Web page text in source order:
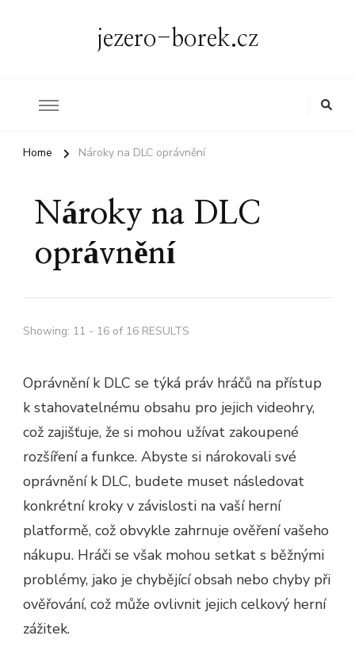
jezero-borek.cz
Home Nároky na DLC oprávnění
Nároky na DLC
oprávnění
Showing: 11 - 16 of 16 RESULTS
Oprávnění k DLC se týká práv hráčů na přístup
k stahovatelnému obsahu pro jejich videohry,
což zajišťuje, že si mohou užívat zakoupené
rozšíření a funkce. Abyste si nárokovali své
oprávnění k DLC, budete muset následovat
konkrétní kroky v závislosti na vaší herní
platformě, což obvykle zahrnuje ověření vašeho
nákupu. Hráči se však mohou setkat s běžnými
problémy, jako je chybějící obsah nebo chyby při
ověřování, což může ovlivnit jejich celkový herní
zážitek.